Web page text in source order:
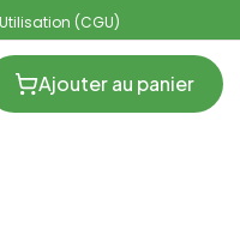
Ajouter au panier
(CGU)
de CookiesMentions légales
et RGPD
2025